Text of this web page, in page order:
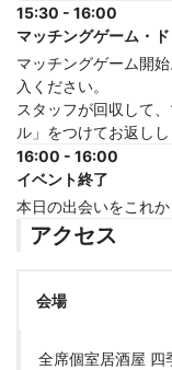
15:30 - 16:00
マッチングゲーム・
マッチングゲーム開
入ください。
スタッフが回収して
ル」をつけてお返し
16:00 - 16:00
イベント終了
本日の出会いをこれ
アクセス
会場
全席個室居酒屋 四